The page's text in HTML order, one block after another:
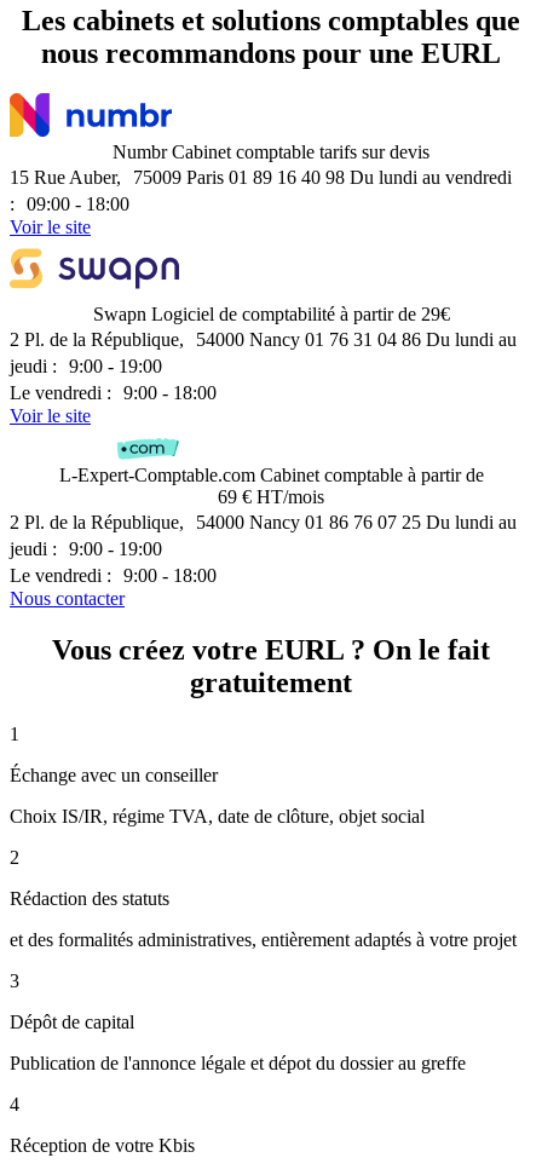
Les cabinets et solutions comptables que
nous recommandons pour une EURL
NumbrCabinet comptable tarifs sur devis
15 Rue Auber, 75009 Paris 01 89 16 40 98 Du lundi au vendredi
: 09:00 - 18:00
Voir le site
Swapn Logiciel de comptabilité à partir de 29€
2 Pl. de la République, 54000 Nancy 01 76 31 04 86 Du lundi au
jeudi : 9:00 - 19:00
Le vendredi : 9:00 - 18:00
Voir le site
L-Expert-Comptable.com Cabinet comptable à partir de
69 € HT/mois
2 Pl. de la République, 54000 Nancy 01 86 76 07 25 Du lundi au
jeudi : 9:00 - 19:00
Le vendredi : 9:00 - 18:00
Nous contacter
Vous créez votre EURL ? On le fait
gratuitement
1
Échange avec un conseiller
Choix IS/IR, régime TVA, date de clôture, objet social
2
Rédaction des statuts
et des formalités administratives, entièrement adaptés à votre projet
3
Dépôt de capital
Publication de l'annonce légale et dépot du dossier au greffe
4
Réception de votre Kbis